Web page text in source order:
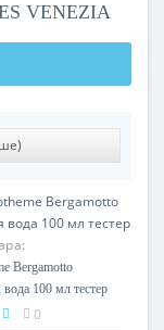
VENEZIA
Bergamotto
вода 100 мл тестер
0